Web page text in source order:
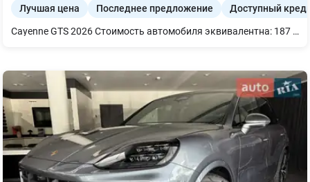
Лучшая цена Последнее предложение Доступный
Cayenne GTS 2026 Стоимость автомобиля эквивалентна: 187 720 Евро Автомобиль представлен в Порше Центр Одеса Складской номер: O05459 VIN: WP1ZZZ9YZTDA26503 Цвет автомобиля: Темно-зеленый металлик (Deepgreenmetallic / Paint to Sample) Цвет интерьера: Кожаный интерьер черного цвета Дополнительное оборудование: Система панорамной крыши Рейлинги на крыше Пакет Sport Design Руление задней осью Пакет Sport Chrono Тормозные суппорты, покрашенные в черный Запасное колесо 22-дюймовые диски Exclusive Design Sport Кожаный спортивный руль GT с подогревом Адаптивные спортивные сиденья спереди (18-позиционные) Декоративный шов контрастного цвета - Nightgreen Пояса безопасности цвета Night Green Подогрев всех сидений Вентиляция сидений (передних) Герб Porsche на подголовниках Накладки на пороги из матового алюминия черного цвета с подсветкой Дисплей пассажира Светодиодные дверные проекторы с логотипом PORSCHE Тепло- и шумоизоляционное стекло с тонировкой Проекционный дисплей Четырехзонный климат-контроль Ассистент изменения полосы движения Активное удержание полосы движения с адаптивным круиз-контролем Оформление окон черного цвета (глянец) Power Steering Plus Адаптивная пневматическая подвеска в сочетании с PASM, спортивные настройки (-10 мм) Система распределения крутящего момента PTV Plus Спортивная выхлопная система 90-литровый топливный бак Протиугонные колесные болты (секретки) Пакет интерьера из матового алюминия черного цвета Пакет акцентов интерьера черного цвета Обшивка крыши Race-Tex Накладки на педали из нержавеющей стали Система объемного звучания Bose Sound System Отделение для смартфона с беспроводной зарядкой Разъемы USB-C Тонированные фары HD-Matrix Тонированные задние фонари Автоматическое затемнение всех зеркал Автоматические двери багажника Бесключевой доступ Функция кругового обзора включая Система комфортного закрытия дверей - Trade-In Кредит / лизинг Доставка по Украине и Европе